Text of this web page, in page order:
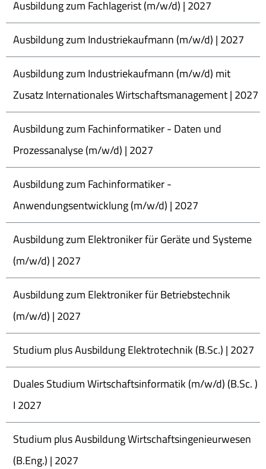
Ausbildung zum Fachlagerist (m/w/d) | 2027
Ausbildung zum Industriekaufmann (m/w/d) | 2027
Ausbildung zum Industriekaufmann (m/w/d) mit
Zusatz Internationales Wirtschaftsmanagement | 2027
Ausbildung zum Fachinformatiker - Daten und
Prozessanalyse (m/w/d) | 2027
Ausbildung zum Fachinformatiker -
Anwendungsentwicklung (m/w/d) | 2027
Ausbildung zum Elektroniker für Geräte und Systeme
(m/w/d) | 2027
Ausbildung zum Elektroniker für Betriebstechnik
(m/w/d) | 2027
Studium plus Ausbildung Elektrotechnik (B.Sc.) | 2027
Duales Studium Wirtschaftsinformatik (m/w/d) (B.Sc. )
I 2027
Studium plus Ausbildung Wirtschaftsingenieurwesen
(B.Eng.) | 2027